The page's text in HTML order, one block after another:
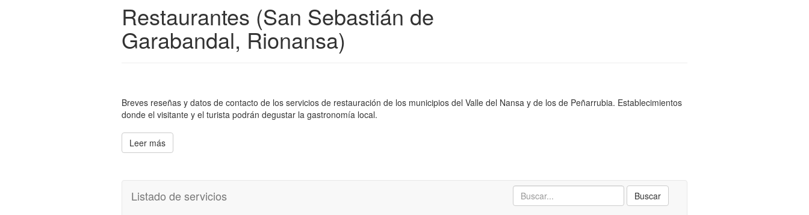
Restaurantes (San Sebastián de
Garabandal, Rionansa)
Breves reseñas y datos de contacto de los servicios de restauración de los municipios del Valle del Nansa y de los de Peñarrubia. Establecimientos
donde el visitante y el turista podrán degustar la gastronomía local.
Leer más
Listado de servicios Buscar